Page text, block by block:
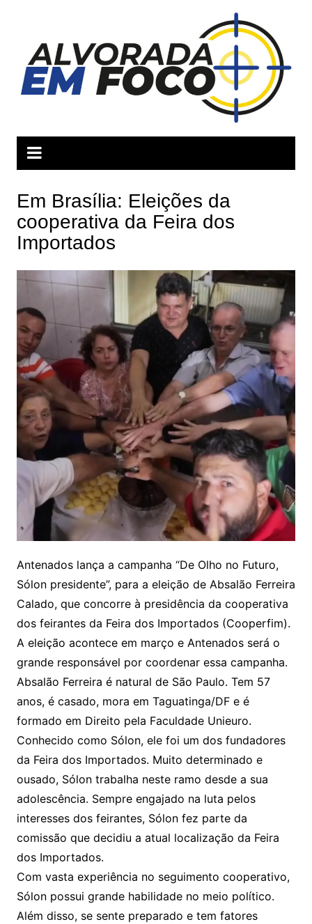
conteúdo
Em Brasília: Eleições da
cooperativa da Feira dos
Importados
Antenados lança a campanha “De Olho no Futuro,
Sólon presidente”, para a eleição de Absalão Ferreira
Calado, que concorre à presidência da cooperativa
dos feirantes da Feira dos Importados (Cooperfim).
A eleição acontece em março e Antenados será o
grande responsável por coordenar essa campanha.
Absalão Ferreira é natural de São Paulo. Tem 57
anos, é casado, mora em Taguatinga/DF e é
formado em Direito pela Faculdade Unieuro.
Conhecido como Sólon, ele foi um dos fundadores
da Feira dos Importados. Muito determinado e
ousado, Sólon trabalha neste ramo desde a sua
adolescência. Sempre engajado na luta pelos
interesses dos feirantes, Sólon fez parte da
comissão que decidiu a atual localização da Feira
dos Importados.
Com vasta experiência no seguimento cooperativo,
Sólon possui grande habilidade no meio político.
Além disso, se sente preparado e tem fatores